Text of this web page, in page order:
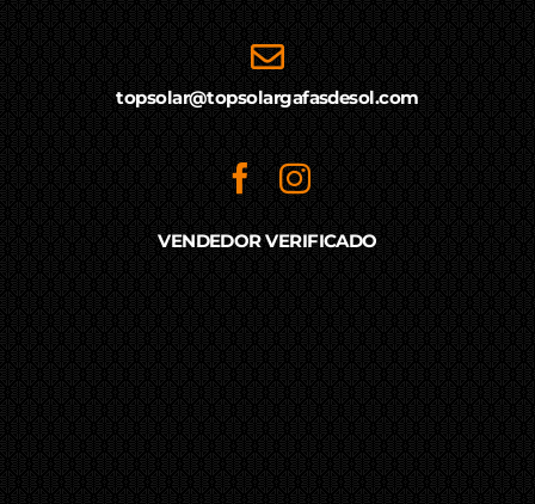
topsolar@topsolargafasdesol.com
VENDEDOR VERIFICADO